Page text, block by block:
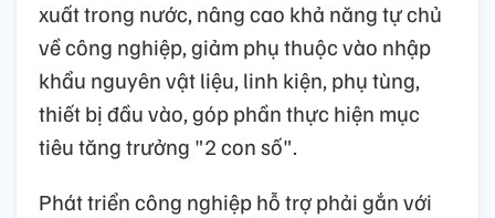
xuất trong nước, nâng cao khả năng tự chủ
về công nghiệp, giảm phụ thuộc vào nhập
khẩu nguyên vật liệu, linh kiện, phụ tùng,
thiết bị đầu vào, góp phần thực hiện mục
tiêu tăng trưởng "2 con số".
Phát triển công nghiệp hỗ trợ phải gắn với